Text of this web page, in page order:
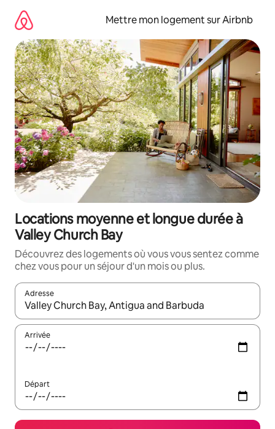
directement
contenu
Mettre mon logement sur Airbnb
Locations moyenne et longue durée à
Valley Church Bay
Découvrez des logements où vous vous sentez comme
chez vous pour un séjour d'un mois ou plus.
Adresse
Lorsque les résultats s'affichent, utilisez les flèches vers le
Arrivée
Départ